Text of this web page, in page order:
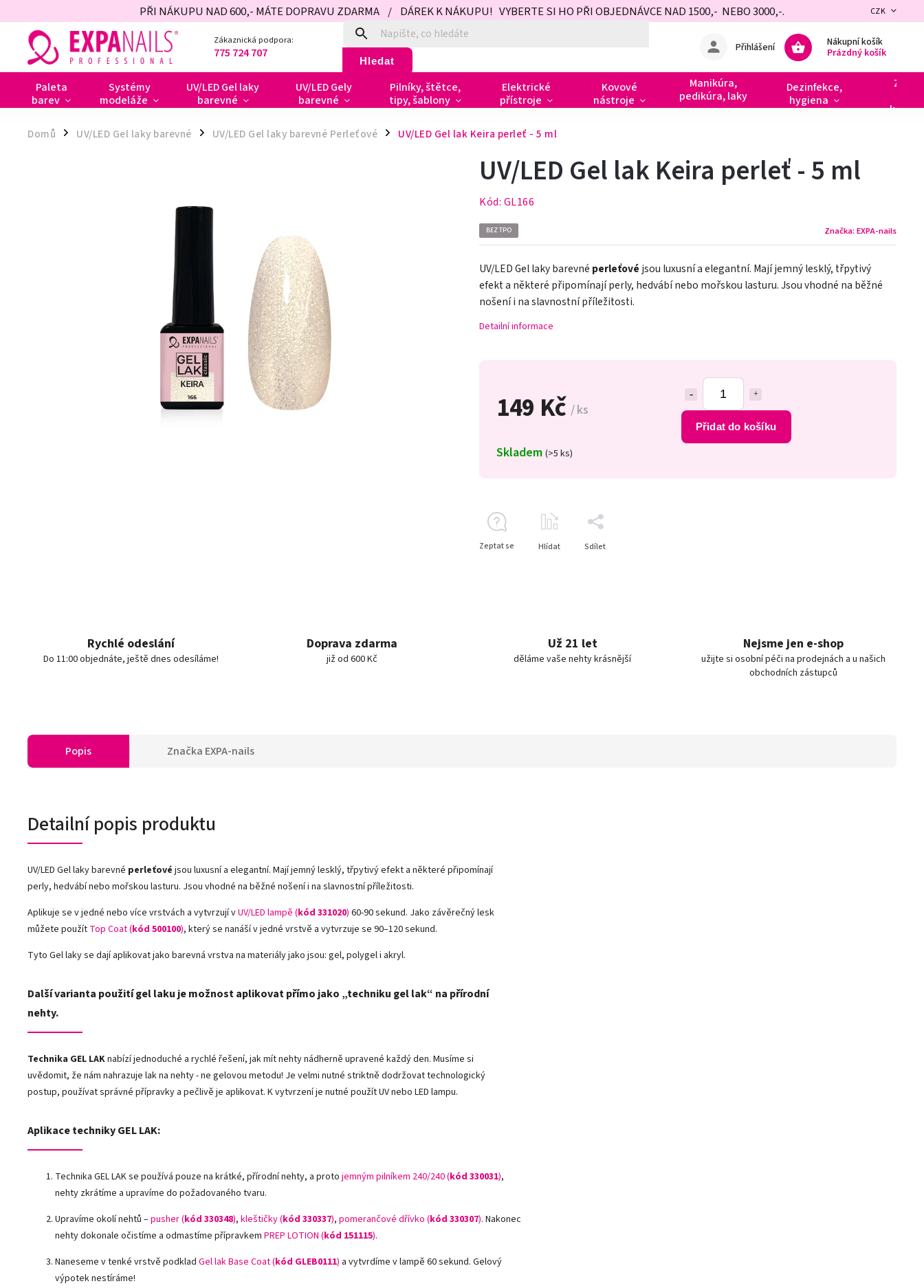
PŘI NÁKUPU NAD 600,- MÁTE DOPRAVU ZDARMA / DÁREK K NÁKUPU! VYBERTE SI HO PŘI OBJEDNÁVCE NAD 1500,- NEBO 3000,-. CZK
Zákaznická podpora:
775 724 707 Hledat
Nákupní košík
Prázdný košík
Přihlášení
Paleta
barev
Systémy
modeláže
UV/LED Gel laky
barevné
UV/LED Gely
barevné
Pilníky, štětce,
tipy, šablony
Elektrické
přístroje
Kovové
nástroje
Manikúra,
pedikúra, laky
Dezinfekce,
hygiena
Domů / UV/LED Gel laky barevné / UV/LED Gel laky barevné Perleťové / UV/LED Gel lak Keira perleť - 5 ml
149 Kč / ks
Přidat do košíku
Skladem (>5 ks)
UV/LED Gel lak Keira perleť - 5 ml
Kód: GL166
BEZ TPO Značka: EXPA-nails
UV/LED Gel laky barevné perleťové jsou luxusní a elegantní. Mají jemný lesklý, třpytivý
efekt a některé připomínají perly, hedvábí nebo mořskou lasturu. Jsou vhodné na běžné
nošení i na slavnostní příležitosti.
Detailní informace
Zeptat se Hlídat Sdílet
Rychlé odeslání
Do 11:00 objednáte, ještě dnes odesíláme!
Doprava zdarma
již od 600 Kč
Už 21 let
děláme vaše nehty krásnější
Nejsme jen e-shop
užijte si osobní péči na prodejnách a u našich
obchodních zástupců
Popis Značka EXPA-nails
Detailní popis produktu
UV/LED Gel laky barevné perleťové jsou luxusní a elegantní. Mají jemný lesklý, třpytivý efekt a některé připomínají
perly, hedvábí nebo mořskou lasturu. Jsou vhodné na běžné nošení i na slavnostní příležitosti.
Aplikuje se v jedné nebo více vrstvách a vytvrzují vUV/LED lampě (kód 331020) 60-90 sekund. Jako závěrečný lesk
můžete použít Top Coat (kód 500100), který se nanáší v jedné vrstvě a vytvrzuje se 90–120 sekund.
Tyto Gel laky se dají aplikovat jako barevná vrstva na materiály jako jsou: gel, polygel i akryl.
Další varianta použití gel laku je možnost aplikovat přímo jako „techniku gel lak“ na přírodní
nehty.
Technika GEL LAKnabízí jednoduché a rychlé řešení, jak mít nehty nádherně upravené každý den. Musíme si
uvědomit, že nám nahrazuje lak na nehty - ne gelovou metodu! Je velmi nutné striktně dodržovat technologický
postup, používat správné přípravky a pečlivě je aplikovat. K vytvrzení je nutné použít UV nebo LED lampu.
Aplikace techniky GEL LAK:
Technika GEL LAK se používá pouze na krátké, přírodní nehty, a proto jemným pilníkem 240/240 (kód 330031),
nehty zkrátíme a upravíme do požadovaného tvaru.
Upravíme okolí nehtů –pusher (kód 330348), kleštičky (kód 330337), pomerančové dřívko (kód 330307). Nakonec
nehty dokonale očistíme a odmastíme přípravkem PREP LOTION (kód 151115).
Naneseme v tenké vrstvě podklad Gel lak Base Coat (kód GLEB0111) a vytvrdíme v lampě 60 sekund. Gelový
výpotek nestíráme!